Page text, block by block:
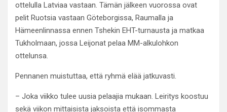
ottelulla Latviaa vastaan. Tämän jälkeen vuorossa ovat
pelit Ruotsia vastaan Göteborgissa, Raumalla ja
Hämeenlinnassa ennen Tshekin EHT-turnausta ja matkaa
Tukholmaan, jossa Leijonat pelaa MM-alkulohkon
ottelunsa.
Pennanen muistuttaa, että ryhmä elää jatkuvasti.
– Joka viikko tulee uusia pelaajia mukaan. Leiritys koostuu
sekä viikon mittaisista jaksoista että isommasta